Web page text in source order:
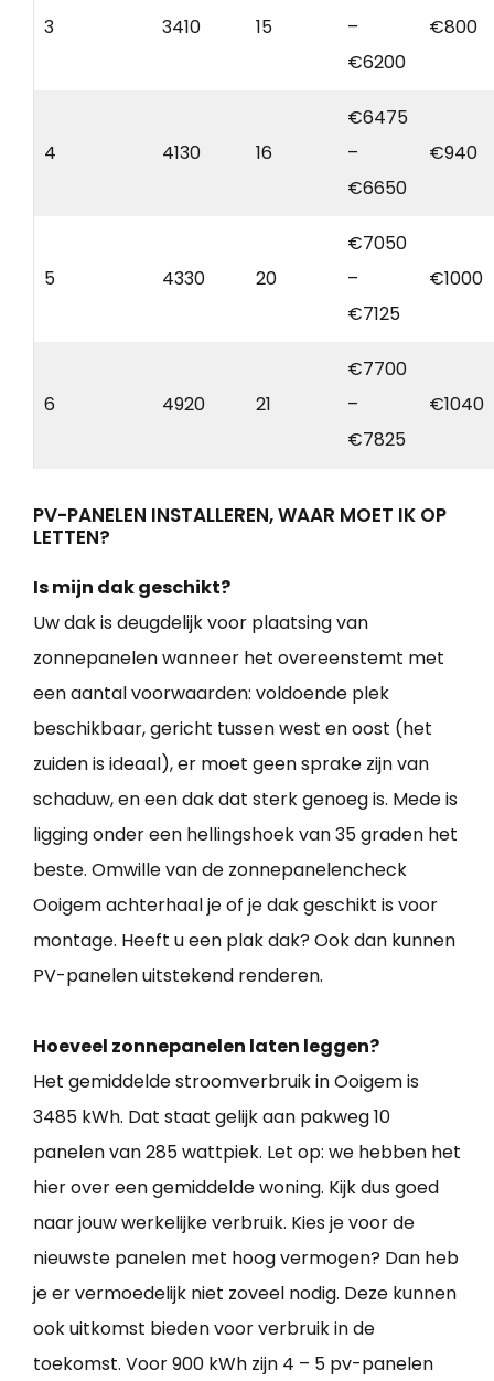
3 3410 15
–
€6200
€800
4 4130 16
€6475
–
€6650
€940
5 4330 20
€7050
–
€7125
€1000
6 4920 21
€7700
–
€7825
€1040
PV-PANELEN INSTALLEREN, WAAR MOET IK OP
LETTEN?
Is mijn dak geschikt?
Uw dak is deugdelijk voor plaatsing van
zonnepanelen wanneer het overeenstemt met
een aantal voorwaarden: voldoende plek
beschikbaar, gericht tussen west en oost (het
zuiden is ideaal), er moet geen sprake zijn van
schaduw, en een dak dat sterk genoeg is. Mede is
ligging onder een hellingshoek van 35 graden het
beste. Omwille van de zonnepanelencheck
Ooigem achterhaal je of je dak geschikt is voor
montage. Heeft u een plak dak? Ook dan kunnen
PV-panelen uitstekend renderen.
Hoeveel zonnepanelen laten leggen?
Het gemiddelde stroomverbruik in Ooigem is
3485 kWh. Dat staat gelijk aan pakweg 10
panelen van 285 wattpiek. Let op: we hebben het
hier over een gemiddelde woning. Kijk dus goed
naar jouw werkelijke verbruik. Kies je voor de
nieuwste panelen met hoog vermogen? Dan heb
je er vermoedelijk niet zoveel nodig. Deze kunnen
ook uitkomst bieden voor verbruik in de
toekomst. Voor 900 kWh zijn 4 – 5 pv-panelen